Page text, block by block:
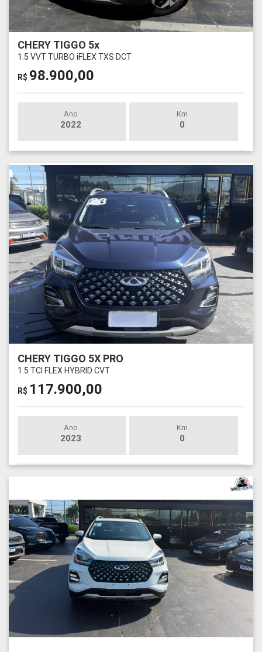
CHERY TIGGO 5x
1.5 VVT TURBO iFLEX TXS DCT
R$ 98.900,00
Ano
2022
Km
0
CHERY TIGGO 5X PRO
1.5 TCI FLEX HYBRID CVT
R$ 117.900,00
Ano
2023
Km
0